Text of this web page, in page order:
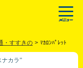
・すすきの > ﾏｶﾛﾝﾊﾟﾚｯﾄ
ナカラ”